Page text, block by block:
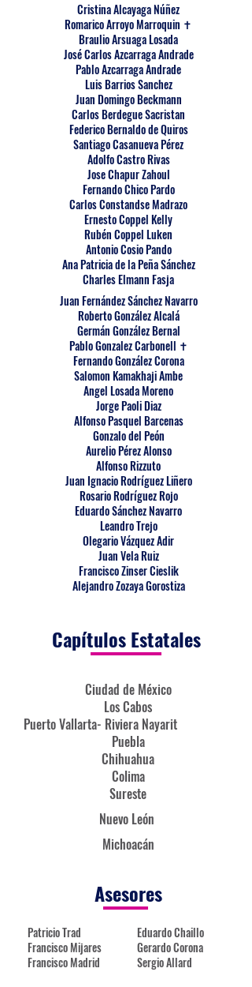
Cristina Alcayaga Núñez
Romarico Arroyo Marroquin ✝
Braulio Arsuaga Losada
José Carlos Azcarraga Andrade
Pablo Azcarraga Andrade
Luis Barrios Sanchez
Juan Domingo Beckmann
Carlos Berdegue Sacristan
Federico Bernaldo de Quiros
Santiago Casanueva Pérez
Adolfo Castro Rivas
Jose Chapur Zahoul
Fernando Chico Pardo
Carlos Constandse Madrazo
Ernesto Coppel Kelly
Rubén Coppel Luken
Antonio Cosio Pando
Ana Patricia de la Peña Sánchez
Charles Elmann Fasja
Juan Fernández Sánchez Navarro
Roberto González Alcalá
Germán González Bernal
Pablo Gonzalez Carbonell ✝
​Fernando González Corona
Salomon Kamakhaji Ambe
Angel Losada Moreno
Jorge Paoli Diaz
Alfonso Pasquel Barcenas
Gonzalo del Peón
Aurelio Pérez Alonso
Alfonso Rizzuto
Juan Ignacio Rodríguez Liñero
Rosario Rodríguez Rojo
Eduardo Sánchez Navarro
Leandro Trejo
Olegario Vázquez Adir
Juan Vela Ruiz
Francisco Zinser Cieslik
Alejandro Zozaya Gorostiza
Capítulos Estatales
Ciudad de México
Los Cabos
Puerto Vallarta- Riviera Nayarit
Puebla
Chihuahua
Colima
Sureste
Nuevo León
Michoacán
Asesores
Patricio Trad
Francisco Mijares
Francisco Madrid
Eduardo Chaillo
Gerardo Corona
Sergio Allard